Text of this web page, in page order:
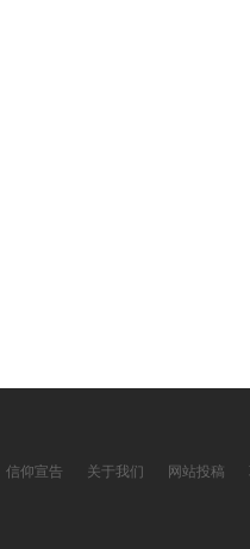
信仰宣告 关于我们 网站投稿